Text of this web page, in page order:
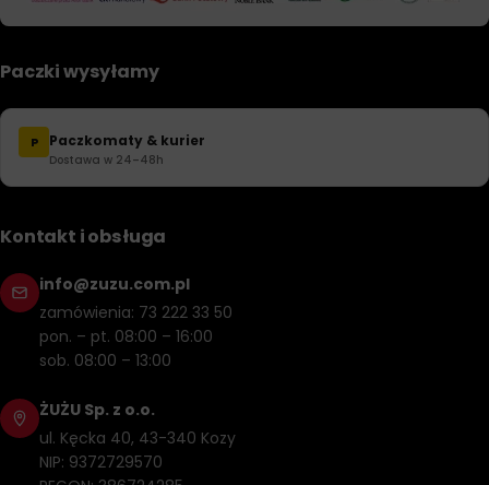
Paczki wysyłamy
P Paczkomaty & kurier
Dostawa w 24–48h
Kontakt i obsługa
info@zuzu.com.pl
zamówienia: 73 222 33 50
pon. – pt. 08:00 – 16:00
sob. 08:00 – 13:00
ŻUŻU Sp. z o.o.
ul. Kęcka 40, 43-340 Kozy
NIP: 9372729570